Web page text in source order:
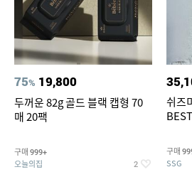
75% 19,800
두꺼운 82g 골드 블랙 캡형 70
매 20팩
구매 999+
오늘의집 2
쉬즈
구매
SSG